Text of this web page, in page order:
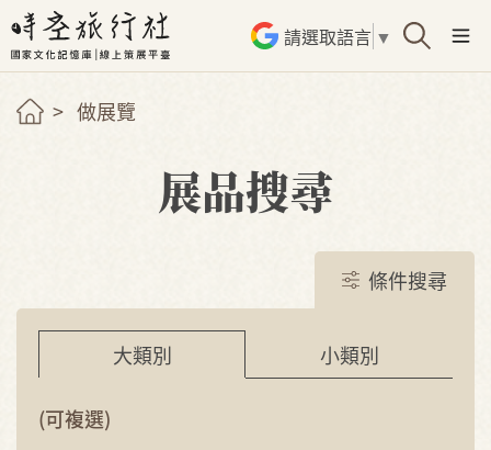
請選取語言 ▼
做展覽
展品搜尋
條件搜尋
大類別 小類別
(可複選)